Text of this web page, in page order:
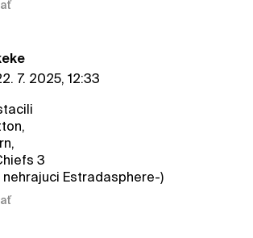
7. 2025, 12:33
3
nehrajuci Estradasphere-)